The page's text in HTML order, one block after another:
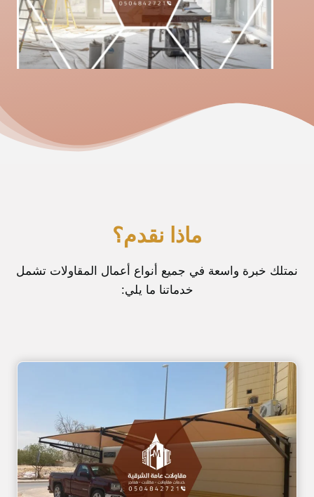
ماذا نقدم؟
نمتلك خبرة واسعة في جميع أنواع أعمال المقاولات تشمل
خدماتنا ما يلي: